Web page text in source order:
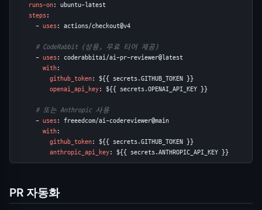
runs-on: ubuntu-latest
steps:
      -
uses: actions/checkout@v4
# CodeRabbit (상용, 무료 티어 제공)
      -
uses: coderabbitai/ai-pr-reviewer@latest
with:
github_token: ${{ secrets.GITHUB_TOKEN }}
openai_api_key: ${{ secrets.OPENAI_API_KEY }}
# 또는 Anthropic 사용
      -
uses: freeedcom/ai-codereviewer@main
with:
github_token: ${{ secrets.GITHUB_TOKEN }}
anthropic_api_key: ${{ secrets.ANTHROPIC_API_KEY }}
PR 자동화